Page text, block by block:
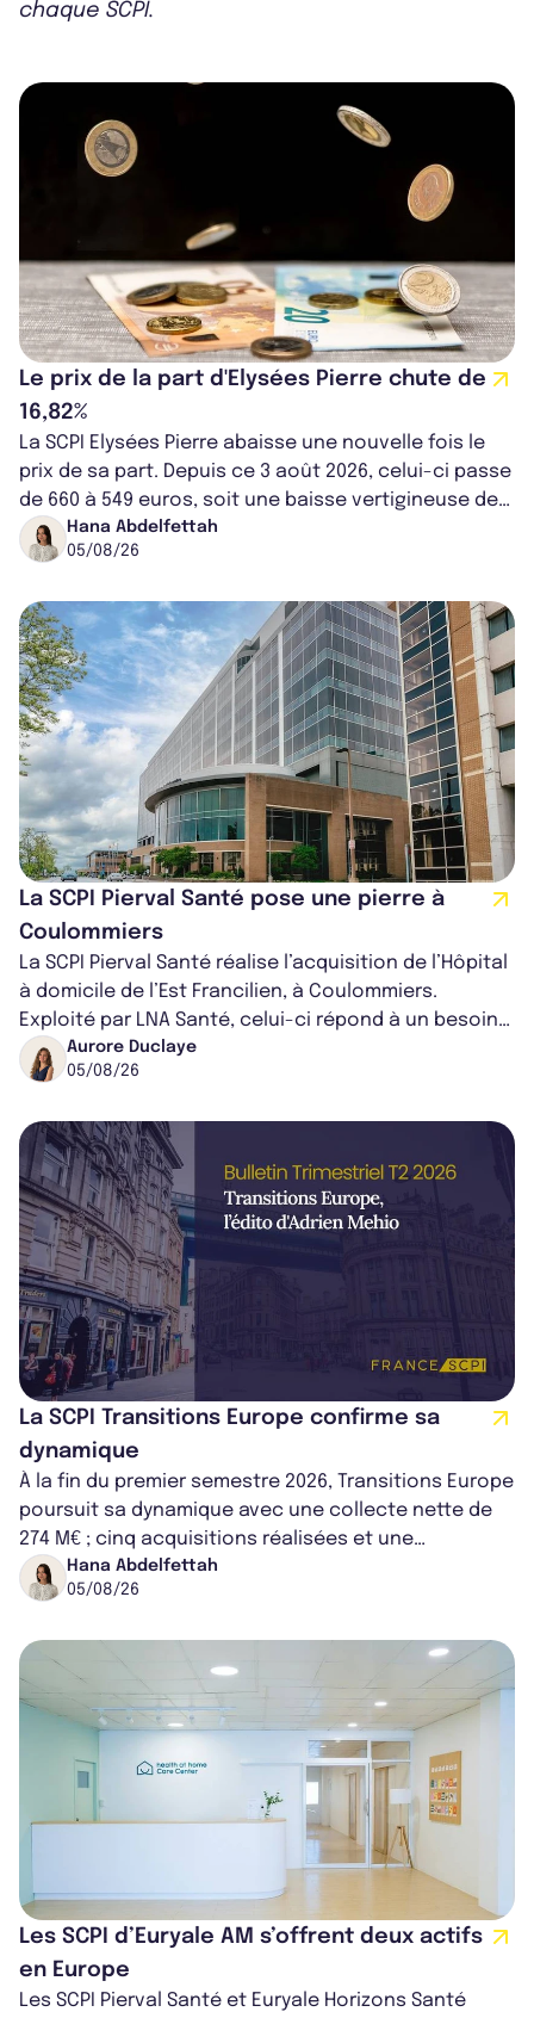
chaque SCPI.
Le prix de la part d'Elysées Pierre chute de
16,82%
La SCPI Elysées Pierre abaisse une nouvelle fois le
prix de sa part. Depuis ce 3 août 2026, celui-ci passe
de 660 à 549 euros, soit une baisse vertigineuse de
16,82%. Cette nouvell...
Hana Abdelfettah
05/08/26
La SCPI Pierval Santé pose une pierre à
Coulommiers
La SCPI Pierval Santé réalise l’acquisition de l’Hôpital
à domicile de l’Est Francilien, à Coulommiers.
Exploité par LNA Santé, celui-ci répond à un besoin
médical croissant, qui s...
Aurore Duclaye
05/08/26
La SCPI Transitions Europe confirme sa
dynamique
À la fin du premier semestre 2026, Transitions Europe
poursuit sa dynamique avec une collecte nette de
274 M€ ; cinq acquisitions réalisées et une
capitalisation portée à 1,38 Md€....
Hana Abdelfettah
05/08/26
Les SCPI d’Euryale AM s’offrent deux actifs
en Europe
Les SCPI Pierval Santé et Euryale Horizons Santé